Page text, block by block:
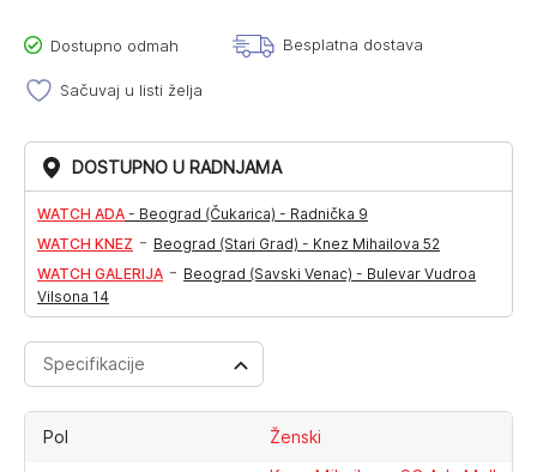
450
količina
Dostupno odmah Besplatna dostava
Sačuvaj u listi želja
DOSTUPNO U RADNJAMA
WATCH ADA - Beograd (Čukarica) - Radnička 9
WATCH KNEZ - Beograd (Stari Grad) - Knez Mihailova 52
WATCH GALERIJA - Beograd (Savski Venac) - Bulevar Vudroa
Vilsona 14
Specifikacije
Pol Ženski